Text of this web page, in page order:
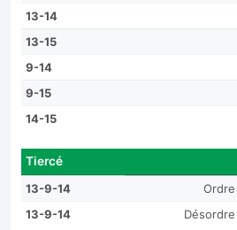
13-14
13-15
9-14
9-15
14-15
Tiercé
13-9-14 Ordre
13-9-14
Désordre